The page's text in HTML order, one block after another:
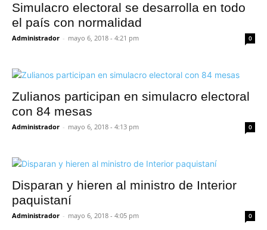
Simulacro electoral se desarrolla en todo
el país con normalidad
Administrador - mayo 6, 2018 - 4:21 pm 0
Zulianos participan en simulacro electoral
con 84 mesas
Administrador - mayo 6, 2018 - 4:13 pm 0
Disparan y hieren al ministro de Interior
paquistaní
Administrador - mayo 6, 2018 - 4:05 pm 0